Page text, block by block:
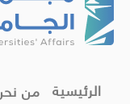
الرئيسية من